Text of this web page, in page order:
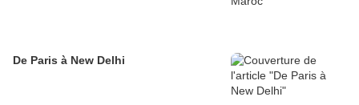
De Paris à New Delhi